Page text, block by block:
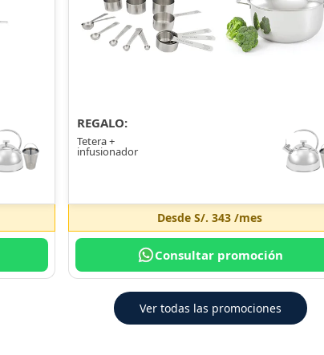
REGALO:
Tetera +
infusionador
DesdeS/. 343 /mes
Consultar promoción
Ver todas las promociones